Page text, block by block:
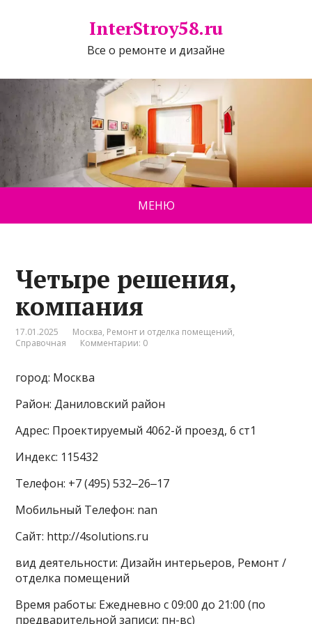
InterStroy58.ru
Все о ремонте и дизайне
МЕНЮ
Четыре решения,
компания
17.01.2025 Москва, Ремонт и отделка помещений,
Справочная
Комментарии: 0
город: Москва
Район: Даниловский район
Адрес: Проектируемый 4062-й проезд, 6 ст1
Индекс: 115432
Телефон: +7 (495) 532‒26‒17
Мобильный Телефон: nan
Сайт: http://4solutions.ru
вид деятельности: Дизайн интерьеров, Ремонт /
отделка помещений
Время работы: Ежедневно с 09:00 до 21:00 (по
предварительной записи: пн-вс)